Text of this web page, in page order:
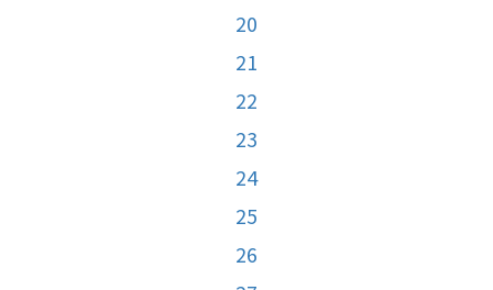
20
21
22
23
24
25
26